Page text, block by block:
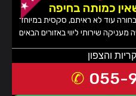
כמותה בחיפה
בחורה עוד לא ראיתם, סקסית במיוחד
והצפון
055-